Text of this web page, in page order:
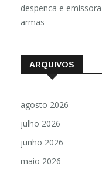
despenca e
armas
ARQUIVOS
agosto 2026
julho 2026
junho 2026
maio 2026